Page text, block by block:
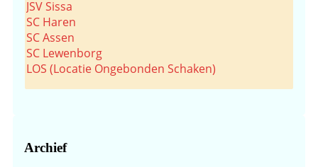
JSV Sissa
SC Haren
SC Assen
SC Lewenborg
LOS (Locatie Ongebonden Schaken)
Archief